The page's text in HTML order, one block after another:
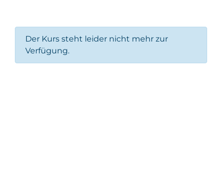
Der Kurs steht leider nicht mehr zur
Verfügung.